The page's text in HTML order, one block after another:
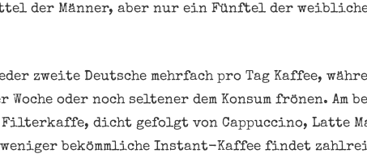
der Männer, aber nur ein Fünftel der
zweite Deutsche mehrfach pro Tag Kaffee,
oder noch seltener dem Konsum frönen. Am
Filterkaffe, dicht gefolgt von Cappuccino, Latte
weniger bekömmliche Instant-Kaffee findet